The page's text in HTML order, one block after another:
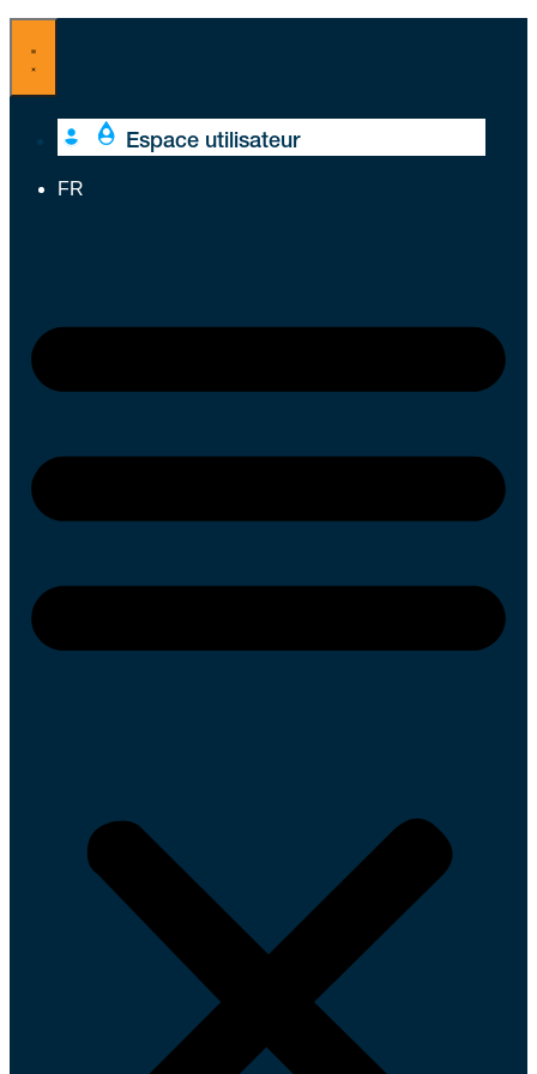
Aller
au
contenu
Espace utilisateur
FR